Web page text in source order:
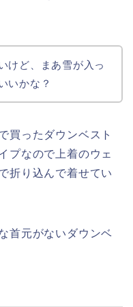
けど、まあ雪が入っ
いかな？
買ったダウンベスト
プなので上着のウェ
折り込んで着せてい
首元がないダウンベ